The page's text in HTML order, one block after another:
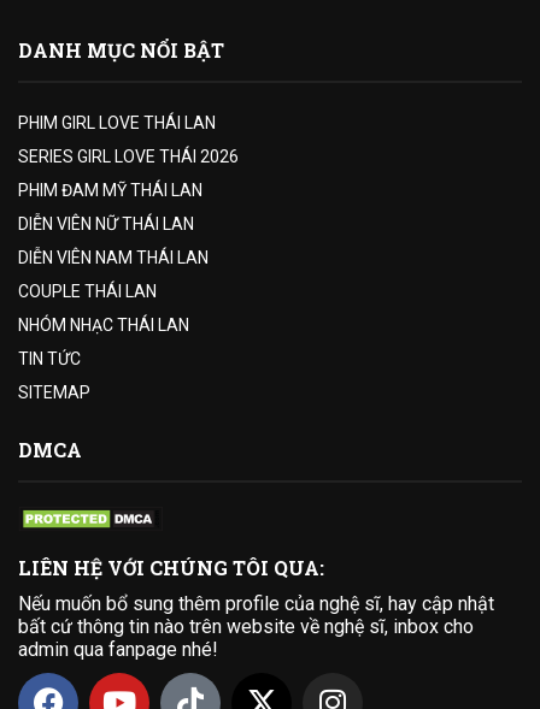
DANH MỤC NỔI BẬT
PHIM GIRL LOVE THÁI LAN
SERIES GIRL LOVE THÁI 2026
PHIM ĐAM MỸ THÁI LAN
DIỄN VIÊN NỮ THÁI LAN
DIỄN VIÊN NAM THÁI LAN
COUPLE THÁI LAN
NHÓM NHẠC THÁI LAN
TIN TỨC
SITEMAP
DMCA
LIÊN HỆ VỚI CHÚNG TÔI QUA:
Nếu muốn bổ sung thêm profile của nghệ sĩ, hay cập nhật
bất cứ thông tin nào trên website về nghệ sĩ, inbox cho
admin qua fanpage nhé!